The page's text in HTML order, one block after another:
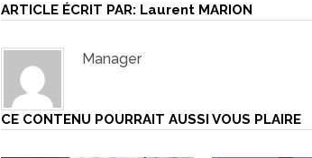
ARTICLE ÉCRIT PAR: Laurent MARION
Manager
CE CONTENU POURRAIT AUSSI VOUS PLAIRE